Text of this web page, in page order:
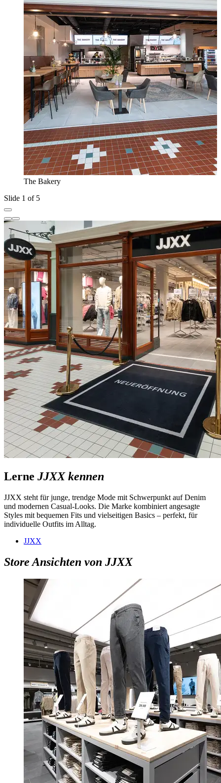
The Bakery
Slide 1 of 5
Lerne JJXX kennen
JJXX steht für junge, trendge Mode mit Schwerpunkt auf Denim
und modernen Casual-Looks. Die Marke kombiniert angesagte
Styles mit bequemen Fits und vielseitigen Basics – perfekt, für
individuelle Outfits im Alltag.
JJXX
Store Ansichten von JJXX